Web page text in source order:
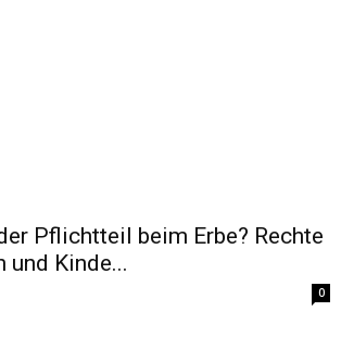
Pflichtteil beim Erbe? Rechte
und Kinde...
0